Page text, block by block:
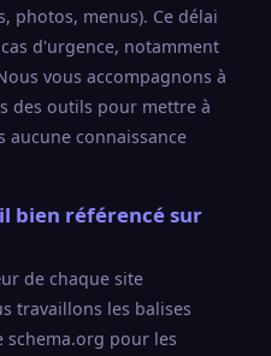
photos, menus). Ce délai
d'urgence, notamment
vous accompagnons à
des outils pour mettre à
aucune connaissance
bien référencé sur
de chaque site
travaillons les balises
schema.org pour les